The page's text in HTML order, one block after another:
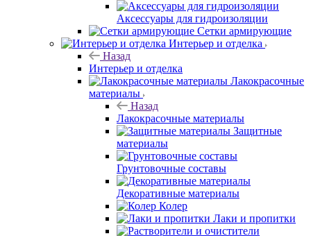
Аксессуары для гидроизоляции
Сетки армирующие
Интерьер и отделка
Назад
Интерьер и отделка
Лакокрасочные
материалы
Назад
Лакокрасочные материалы
Защитные
материалы
Грунтовочные составы
Декоративные материалы
Колер
Лаки и пропитки